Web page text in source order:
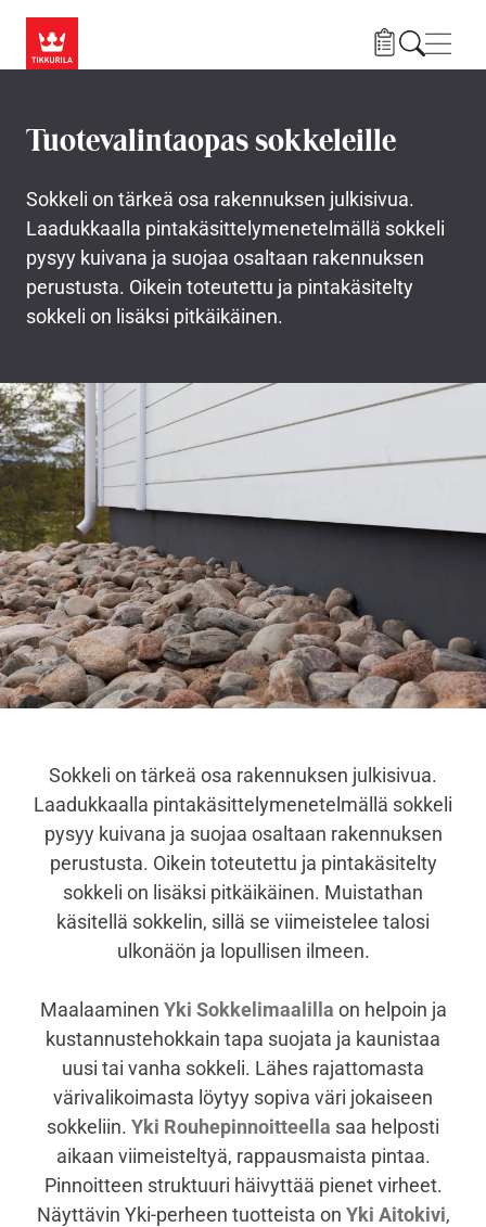
Tuotevalintaopas sokkeleille
Sokkeli on tärkeä osa rakennuksen julkisivua.
Laadukkaalla pintakäsittelymenetelmällä sokkeli
pysyy kuivana ja suojaa osaltaan rakennuksen
perustusta. Oikein toteutettu ja pintakäsitelty
sokkeli on lisäksi pitkäikäinen.
Sokkeli on tärkeä osa rakennuksen julkisivua.
Laadukkaalla pintakäsittelymenetelmällä sokkeli
pysyy kuivana ja suojaa osaltaan rakennuksen
perustusta. Oikein toteutettu ja pintakäsitelty
sokkeli on lisäksi pitkäikäinen. Muistathan
käsitellä sokkelin, sillä se viimeistelee talosi
ulkonäön ja lopullisen ilmeen.
Maalaaminen Yki Sokkelimaalilla on helpoin ja
kustannustehokkain tapa suojata ja kaunistaa
uusi tai vanha sokkeli. Lähes rajattomasta
värivalikoimasta löytyy sopiva väri jokaiseen
sokkeliin. Yki Rouhepinnoitteella saa helposti
aikaan viimeisteltyä, rappausmaista pintaa.
Pinnoitteen struktuuri häivyttää pienet virheet.
Näyttävin Yki-perheen tuotteista on Yki Aitokivi,